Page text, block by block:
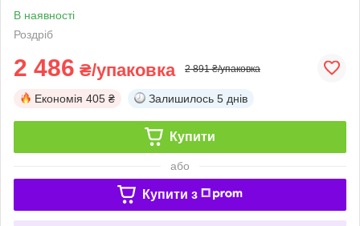
В наявності
Роздріб
2 486 ₴/упаковка 2 891 ₴/упаковка
Економія 405 ₴ Залишилось 5 днів
Купити
або
Купити з